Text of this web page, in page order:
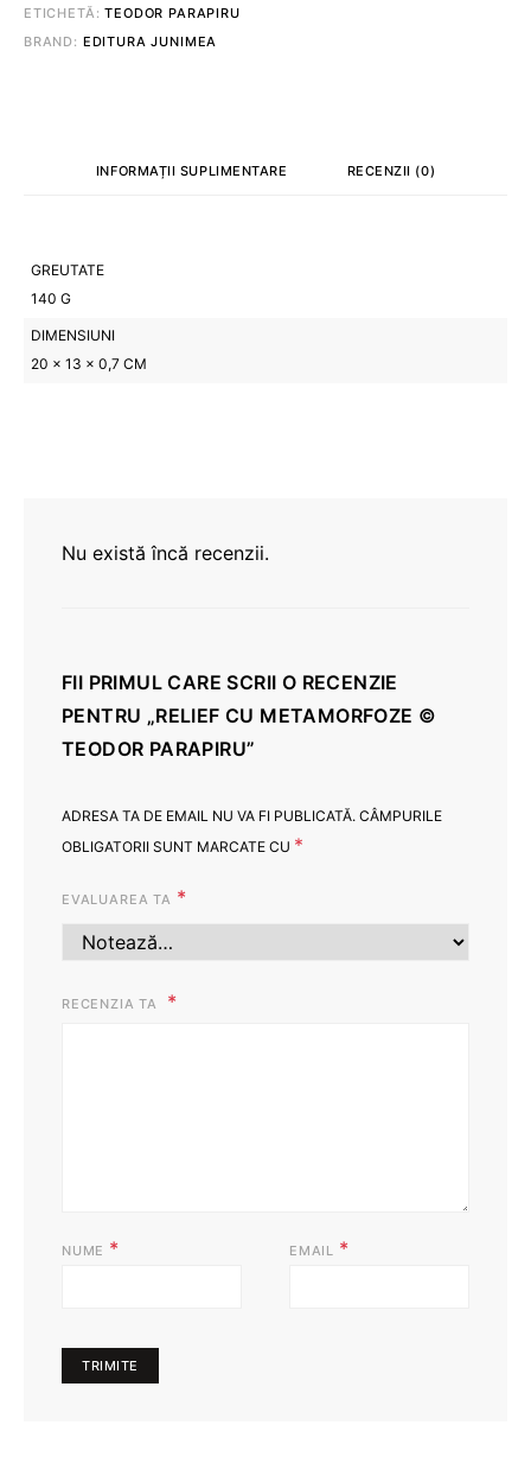
ETICHETĂ:TEODOR PARAPIRU
BRAND: EDITURA JUNIMEA
INFORMAȚII SUPLIMENTARE RECENZII (0)
GREUTATE
140 G
DIMENSIUNI
20 × 13 × 0,7 CM
Nu există încă recenzii.
FII PRIMUL CARE SCRII O RECENZIE
PENTRU „RELIEF CU METAMORFOZE ©
TEODOR PARAPIRU”
ADRESA TA DE EMAIL NU VA FI PUBLICATĂ. CÂMPURILE
OBLIGATORII SUNT MARCATE CU *
EVALUAREA TA *
RECENZIA TA
NUME * EMAIL *